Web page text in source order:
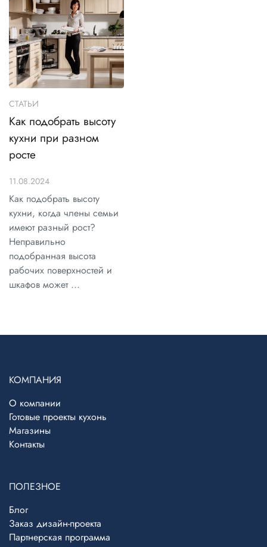
СТАТЬИ
Как подобрать высоту
кухни при разном
росте
11.08.2024
Как подобрать высоту
кухни, когда члены семьи
имеют разный рост?
Неправильно
подобранная высота
рабочих поверхностей и
шкафов может ...
КОМПАНИЯ
О компании
Готовые проекты кухонь
Магазины
Контакты
ПОЛЕЗНОЕ
Блог
Заказ дизайн-проекта
Партнерская программа